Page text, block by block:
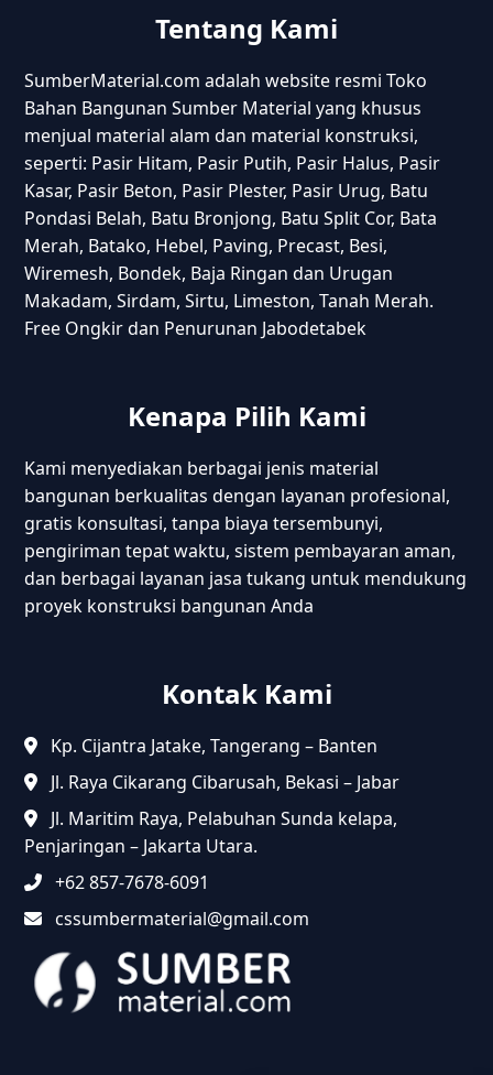
Tentang Kami
SumberMaterial.com adalah website resmi Toko
Bahan Bangunan Sumber Material yang khusus
menjual material alam dan material konstruksi,
seperti: Pasir Hitam, Pasir Putih, Pasir Halus, Pasir
Kasar, Pasir Beton, Pasir Plester, Pasir Urug, Batu
Pondasi Belah, Batu Bronjong, Batu Split Cor, Bata
Merah, Batako, Hebel, Paving, Precast, Besi,
Wiremesh, Bondek, Baja Ringan dan Urugan
Makadam, Sirdam, Sirtu, Limeston, Tanah Merah.
Free Ongkir dan Penurunan Jabodetabek
Kenapa Pilih Kami
Kami menyediakan berbagai jenis material
bangunan berkualitas dengan layanan profesional,
gratis konsultasi, tanpa biaya tersembunyi,
pengiriman tepat waktu, sistem pembayaran aman,
dan berbagai layanan jasa tukang untuk mendukung
proyek konstruksi bangunan Anda
Kontak Kami
Kp. Cijantra Jatake, Tangerang – Banten
Jl. Raya Cikarang Cibarusah, Bekasi – Jabar
Jl. Maritim Raya, Pelabuhan Sunda kelapa,
Penjaringan – Jakarta Utara.
+62 857-7678-6091
cssumbermaterial@gmail.com